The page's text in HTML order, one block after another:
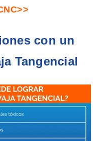
con un
Tangencial